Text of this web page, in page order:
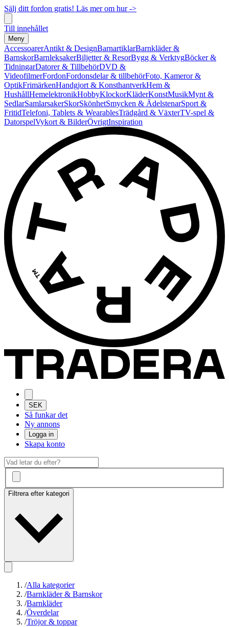
Sälj ditt fordon gratis! Läs mer om hur ->
Till innehållet
Meny
AccessoarerAntikt & DesignBarnartiklarBarnkläder &
BarnskorBarnleksakerBiljetter & ResorBygg & VerktygBöcker &
TidningarDatorer & TillbehörDVD &
VideofilmerFordonFordonsdelar & tillbehörFoto, Kameror &
OptikFrimärkenHandgjort & KonsthantverkHem &
HushållHemelektronikHobbyKlockorKläderKonstMusikMynt &
SedlarSamlarsakerSkorSkönhetSmycken & ÄdelstenarSport &
FritidTelefoni, Tablets & WearablesTrädgård & VäxterTV-spel &
DatorspelVykort & BilderÖvrigtInspiration
SEK
Så funkar det
Ny annons
Logga in
Skapa konto
Filtrera efter kategori
/Alla kategorier
/Barnkläder & Barnskor
/Barnkläder
/Överdelar
/Tröjor & toppar